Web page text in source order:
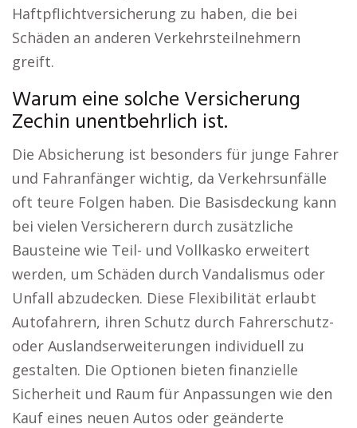
Haftpflichtversicherung zu haben, die bei
Schäden an anderen Verkehrsteilnehmern
greift.
Warum eine solche Versicherung
Zechin unentbehrlich ist.
Die Absicherung ist besonders für junge Fahrer
und Fahranfänger wichtig, da Verkehrsunfälle
oft teure Folgen haben. Die Basisdeckung kann
bei vielen Versicherern durch zusätzliche
Bausteine wie Teil- und Vollkasko erweitert
werden, um Schäden durch Vandalismus oder
Unfall abzudecken. Diese Flexibilität erlaubt
Autofahrern, ihren Schutz durch Fahrerschutz-
oder Auslandserweiterungen individuell zu
gestalten. Die Optionen bieten finanzielle
Sicherheit und Raum für Anpassungen wie den
Kauf eines neuen Autos oder geänderte